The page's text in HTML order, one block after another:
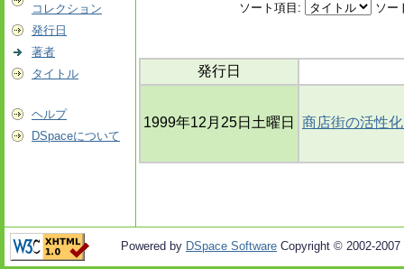
コレクション
発行日
著者
タイトル
ヘルプ
DSpaceについて
ソート項目: ソー
発行日
1999年12月25日土曜日 商店街の活性
Powered by DSpace Software Copyright © 2002-2007